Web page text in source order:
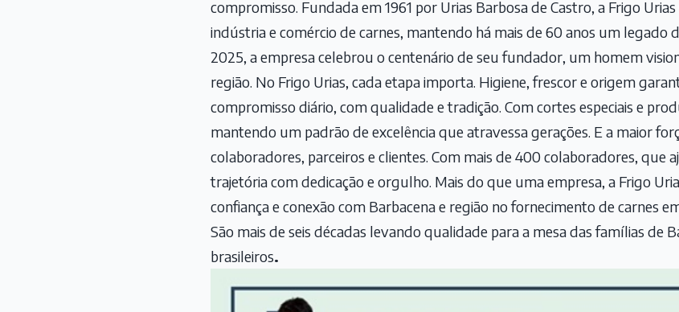
compromisso. Fundada em 1961 por Urias Barbosa de Castro, a Frigo
indústria e comércio de carnes, mantendo há mais de 60 anos um legado
2025, a empresa celebrou o centenário de seu fundador, um homem
região. No Frigo Urias, cada etapa importa. Higiene, frescor e origem
compromisso diário, com qualidade e tradição. Com cortes especiais e
mantendo um padrão de excelência que atravessa gerações. E a maior
colaboradores, parceiros e clientes. Com mais de 400 colaboradores, que
trajetória com dedicação e orgulho. Mais do que uma empresa, a Frigo
confiança e conexão com Barbacena e região no fornecimento de carnes
São mais de seis décadas levando qualidade para a mesa das famílias de
brasileiros.